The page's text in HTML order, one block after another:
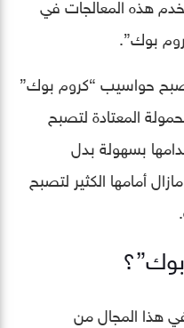
بوك”.
حواسيب “كروم بوك”
المعتادة لتصبح
بسهولة بدل
أمامها الكثير لتصبح
هذا المجال من